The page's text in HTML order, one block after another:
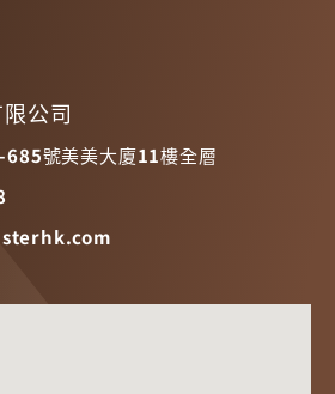
公司
號美美大廈11樓全層